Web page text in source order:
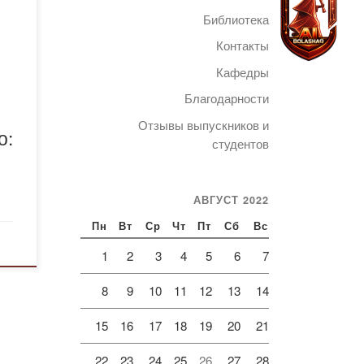
и
Библиотека
Контакты
Кафедры
Благодарности
Отзывы выпускников и
студентов
АВГУСТ 2022
Пн Вт Ср Чт Пт Сб Вс
1 2 3 4 5 6 7
8 9 10 11 12 13 14
15 16 17 18 19 20 21
22 23 24 25 26 27 28